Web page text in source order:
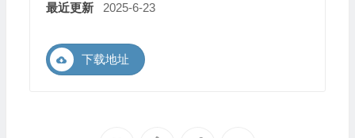
最近更新
2025-6-23
下载地址